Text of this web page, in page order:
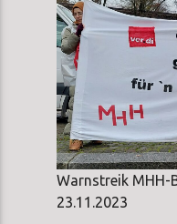
Warnstreik MHH-
23.11.2023